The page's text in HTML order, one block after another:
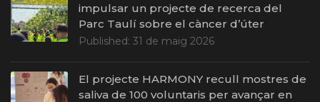
impulsar un projecte de recerca del
Parc Taulí sobre el càncer d’úter
Published: 31 de maig 2026
El projecte HARMONY recull mostres de
saliva de 100 voluntaris per avançar en